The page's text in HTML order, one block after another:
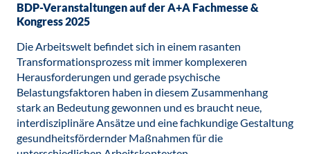
BDP-Veranstaltungen auf der A+A Fachmesse &
Kongress 2025
Die Arbeitswelt befindet sich in einem rasanten
Transformationsprozess mit immer komplexeren
Herausforderungen und gerade psychische
Belastungsfaktoren haben in diesem Zusammenhang
stark an Bedeutung gewonnen und es braucht neue,
interdisziplinäre Ansätze und eine fachkundige Gestaltung
gesundheitsfördernder Maßnahmen für die